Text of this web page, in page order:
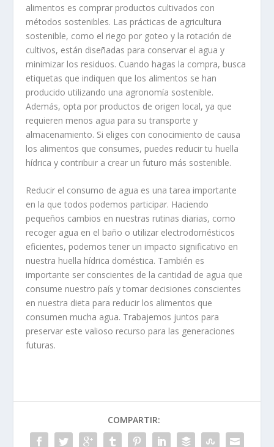
alimentos es comprar productos cultivados con
métodos sostenibles. Las prácticas de agricultura
sostenible, como el riego por goteo y la rotación de
cultivos, están diseñadas para conservar el agua y
minimizar los residuos. Cuando hagas la compra, busca
etiquetas que indiquen que los alimentos se han
producido utilizando una agronomía sostenible.
Además, opta por productos de origen local, ya que
requieren menos agua para su transporte y
almacenamiento. Si eliges con conocimiento de causa
los alimentos que consumes, puedes reducir tu huella
hídrica y contribuir a crear un futuro más sostenible.
Reducir el consumo de agua es una tarea importante
en la que todos podemos participar. Haciendo
pequeños cambios en nuestras rutinas diarias, como
recoger agua en el baño o utilizar electrodomésticos
eficientes, podemos tener un impacto significativo en
nuestra huella hídrica doméstica. También es
importante ser conscientes de la cantidad de agua que
consume nuestro país y tomar decisiones conscientes
en nuestra dieta para reducir los alimentos que
consumen mucha agua. Trabajemos juntos para
preservar este valioso recurso para las generaciones
futuras.
COMPARTIR: